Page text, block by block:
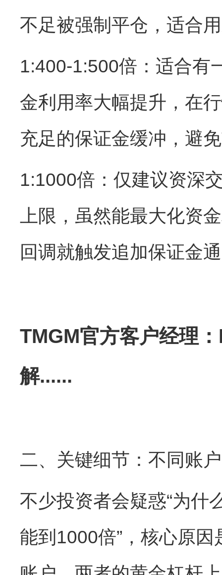
不足被强制平仓，适合
1:400-1:500倍：适合有
金利用率大幅提升，在
充足的保证金缓冲，避
1:1000倍：仅建议资深
上限，虽然能最大化资
回调就触发追加保证金
TMGM官方客户经理
解......
二、关键细节：不同账
不少投资者会疑惑“为什
能到1000倍”，核心原